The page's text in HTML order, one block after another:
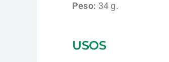
Peso: 34 g.
USOS